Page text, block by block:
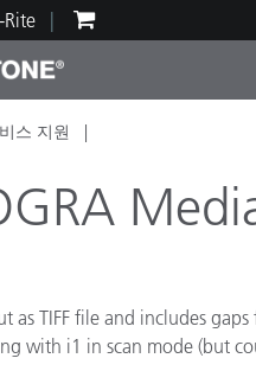
Rite
텍스타
Brand
스 지원
as TIFF file and includes
with i1 in scan mode (but